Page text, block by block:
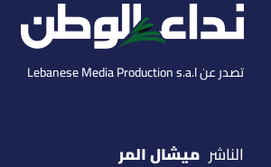
تصدر عن Lebanese Media Production s.a.l
الناشر ميشال المر